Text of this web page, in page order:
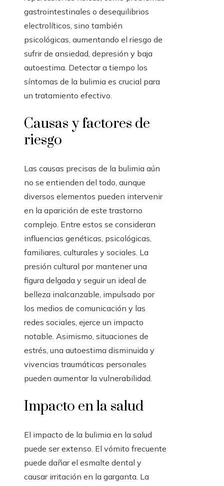
gastrointestinales o desequilibrios
electrolíticos, sino también
psicológicas, aumentando el riesgo de
sufrir de ansiedad, depresión y baja
autoestima. Detectar a tiempo los
síntomas de la bulimia es crucial para
un tratamiento efectivo.
Causas y factores de
riesgo
Las causas precisas de la bulimia aún
no se entienden del todo, aunque
diversos elementos pueden intervenir
en la aparición de este trastorno
complejo. Entre estos se consideran
influencias genéticas, psicológicas,
familiares, culturales y sociales. La
presión cultural por mantener una
figura delgada y seguir un ideal de
belleza inalcanzable, impulsado por
los medios de comunicación y las
redes sociales, ejerce un impacto
notable. Asimismo, situaciones de
estrés, una autoestima disminuida y
vivencias traumáticas personales
pueden aumentar la vulnerabilidad.
Impacto en la salud
El impacto de la bulimia en la salud
puede ser extenso. El vómito frecuente
puede dañar el esmalte dental y
causar irritación en la garganta. La